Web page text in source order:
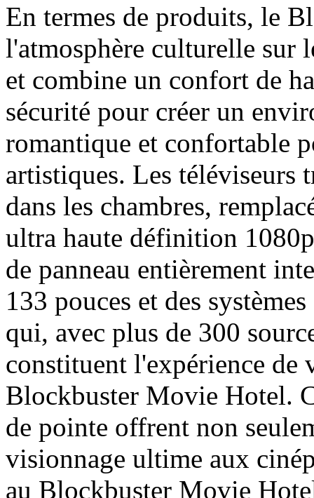
En termes de produits, le
l'atmosphère culturelle sur
et combine un confort de
sécurité pour créer un
romantique et confortable
artistiques. Les téléviseurs
dans les chambres,
ultra haute définition
de panneau entièrement
133 pouces et des
qui, avec plus de 300
constituent l'expérience de
Blockbuster Movie Hotel.
de pointe offrent non
visionnage ultime aux
au Blockbuster Movie